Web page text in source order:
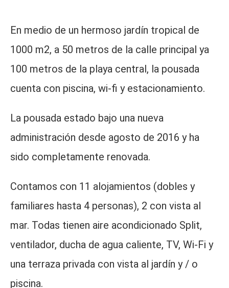
En medio de un hermoso jardín tropical de
1000 m2, a 50 metros de la calle principal ya
100 metros de la playa central, la pousada
cuenta con piscina, wi-fi y estacionamiento.
La pousada estado bajo una nueva
administración desde agosto de 2016 y ha
sido completamente renovada.
Contamos con 11 alojamientos (dobles y
familiares hasta 4 personas), 2 con vista al
mar. Todas tienen aire acondicionado Split,
ventilador, ducha de agua caliente, TV, Wi-Fi y
una terraza privada con vista al jardín y / o
piscina.